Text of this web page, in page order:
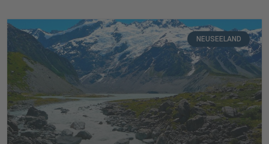
NEUSEELAND